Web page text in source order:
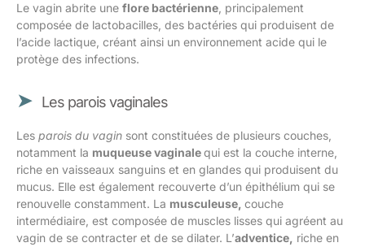
Le vagin abrite une flore bactérienne , principalement
composée de lactobacilles, des bactéries qui produisent de
l’acide lactique, créant ainsi un environnement acide qui le
protège des infections.
Les parois vaginales
Les parois du vagin sont constituées de plusieurs couches,
notamment la muqueuse vaginalequi est la couche interne,
riche en vaisseaux sanguins et en glandes qui produisent du
mucus. Elle est également recouverte d’un épithélium qui se
renouvelle constamment. La musculeuse, couche
intermédiaire, est composée de muscles lisses qui agréent au
vagin de se contracter et de se dilater. L’adventice, riche en